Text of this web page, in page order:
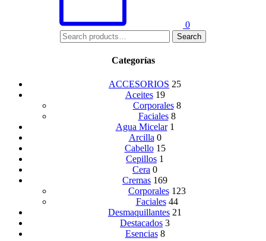
0
Search
for:
Search
Categorías
ACCESORIOS 25
Aceites 19
Corporales 8
Faciales 8
Agua Micelar 1
Arcilla 0
Cabello 15
Cepillos 1
Cera 0
Cremas 169
Corporales 123
Faciales 44
Desmaquillantes 21
Destacados 3
Esencias 8